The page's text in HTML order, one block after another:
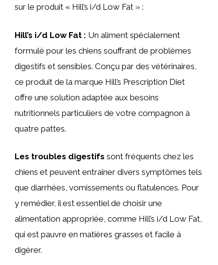
sur le produit « Hill’s i/d Low Fat » :
Hill’s i/d Low Fat : Un aliment spécialement
formulé pour les chiens souffrant de problèmes
digestifs et sensibles. Conçu par des vétérinaires,
ce produit de la marque Hill’s Prescription Diet
offre une solution adaptée aux besoins
nutritionnels particuliers de votre compagnon à
quatre pattes.
Les troubles digestifs sont fréquents chez les
chiens et peuvent entraîner divers symptômes tels
que diarrhées, vomissements ou flatulences. Pour
y remédier, il est essentiel de choisir une
alimentation appropriée, comme Hill’s i/d Low Fat,
qui est pauvre en matières grasses et facile à
digérer.